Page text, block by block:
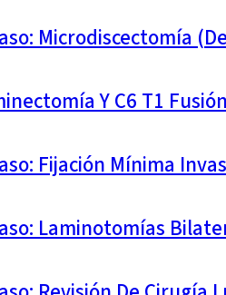
Microdiscectomía
Y C6 T1
Fijación Mínima
Laminotomías